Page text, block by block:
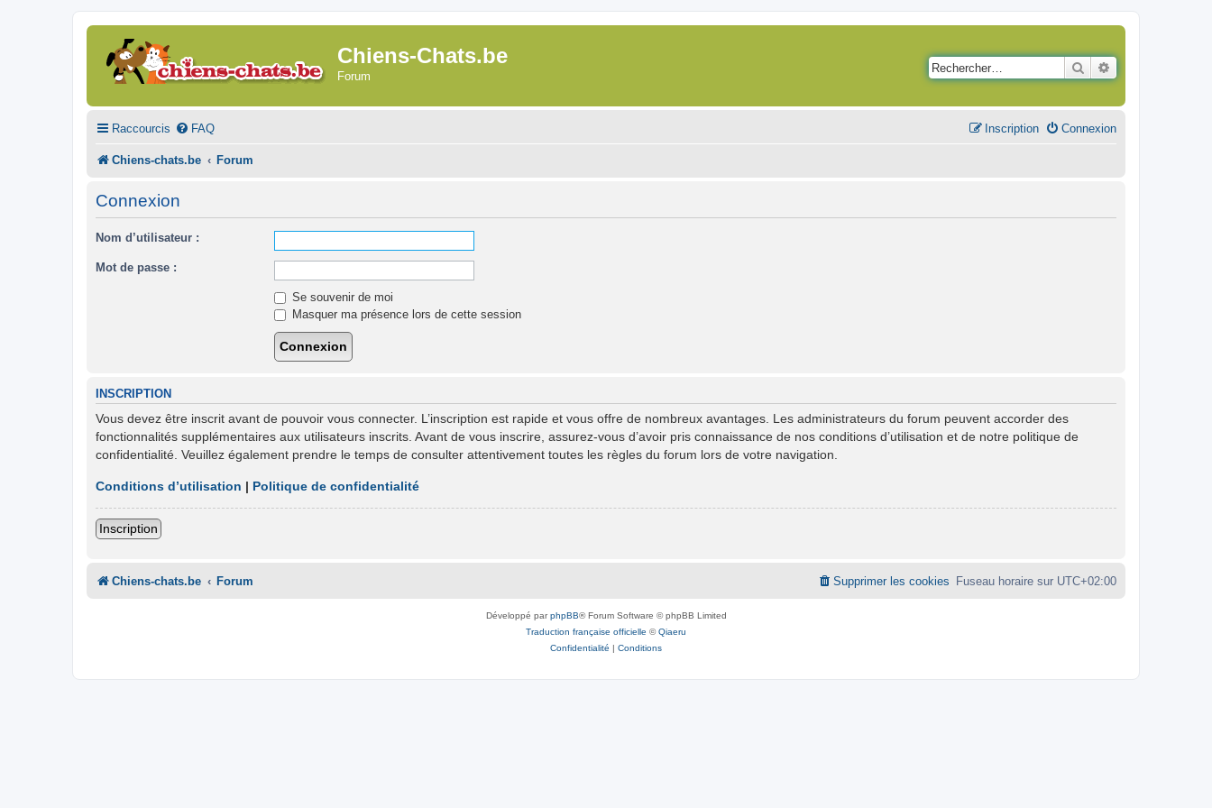
Chiens-Chats.be
Forum
Rechercher
Raccourcis FAQ Connexion
Inscription
Chiens-chats.be Forum
Connexion
Nom d’utilisateur :
Mot de passe :
Se souvenir de moi
Masquer ma présence lors de cette session
INSCRIPTION
Vous devez être inscrit avant de pouvoir vous connecter. L’inscription est rapide et vous offre de nombreux avantages. Les administrateurs du forum peuvent accorder des
fonctionnalités supplémentaires aux utilisateurs inscrits. Avant de vous inscrire, assurez-vous d’avoir pris connaissance de nos conditions d’utilisation et de notre politique de
confidentialité. Veuillez également prendre le temps de consulter attentivement toutes les règles du forum lors de votre navigation.
Conditions d’utilisation | Politique de confidentialité
Inscription
Chiens-chats.be Forum Fuseau horaire sur UTC+02:00
Supprimer les cookies
Développé parphpBB® Forum Software © phpBB Limited
Traduction française officielle ©Qiaeru
Confidentialité | Conditions